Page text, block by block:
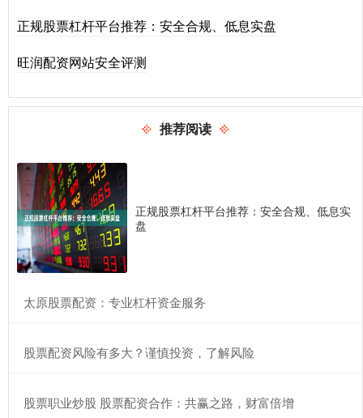
正规股票杠杆平台推荐：安全合规、低息实盘
旺润配资网站安全评测
推荐阅读
正规股票杠杆平台推荐：安全合规、低息实
盘
​太原股票配资：专业杠杆资金服务
​股票配资风险有多大？谨慎投资，了解风险
​股票职业炒股 股票配资合作：共赢之路，财富倍增